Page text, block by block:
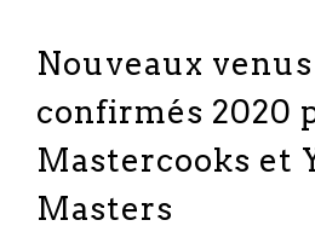
Nouveaux
confirmés 2020
Mastercooks et
Masters